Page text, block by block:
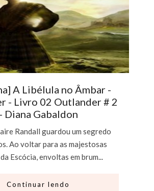
A Libélula no Âmbar -
- Livro 02 Outlander # 2
- Diana Gabaldon
Randall guardou um segredo
Ao voltar para as majestosas
Escócia, envoltas em brum...
Continuar lendo